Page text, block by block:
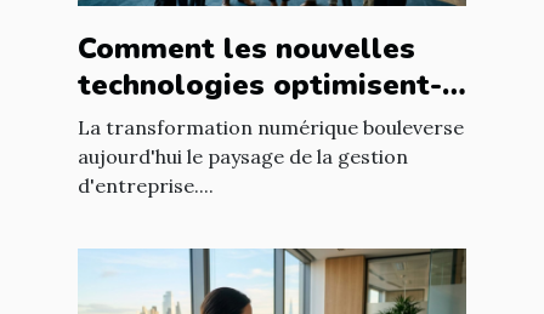
Comment les nouvelles
technologies optimisent-
elles la gestion
d'entreprise ?
La transformation numérique bouleverse
aujourd'hui le paysage de la gestion
d'entreprise....